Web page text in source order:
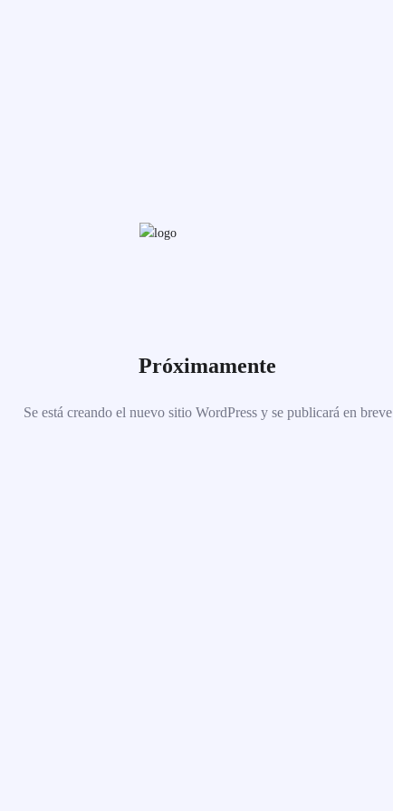
Próximamente
Se está creando el nuevo sitio WordPress y se publicará en breve